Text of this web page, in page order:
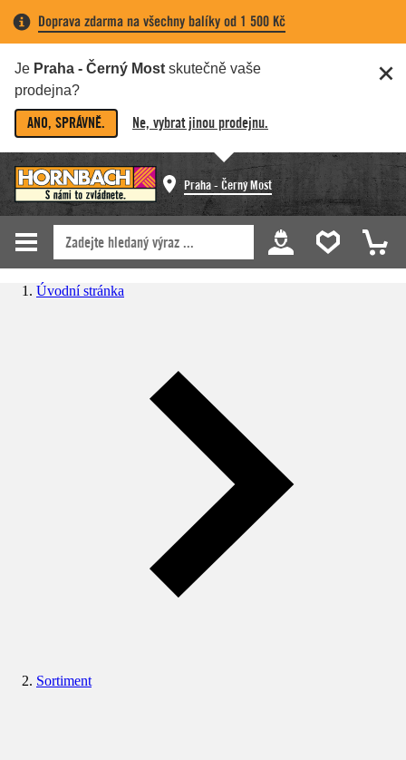
Doprava zdarma na všechny balíky od 1 500 Kč
Je Praha - Černý Most skutečně vaše
prodejna?
ANO, SPRÁVNĚ. Ne, vybrat jinou prodejnu.
Praha - Černý Most
Úvodní stránka
Sortiment